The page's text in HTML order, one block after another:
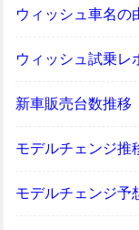
ウィッシュ車名の
ウィッシュ試乗レ
新車販売台数推移
モデルチェンジ推
モデルチェンジ予